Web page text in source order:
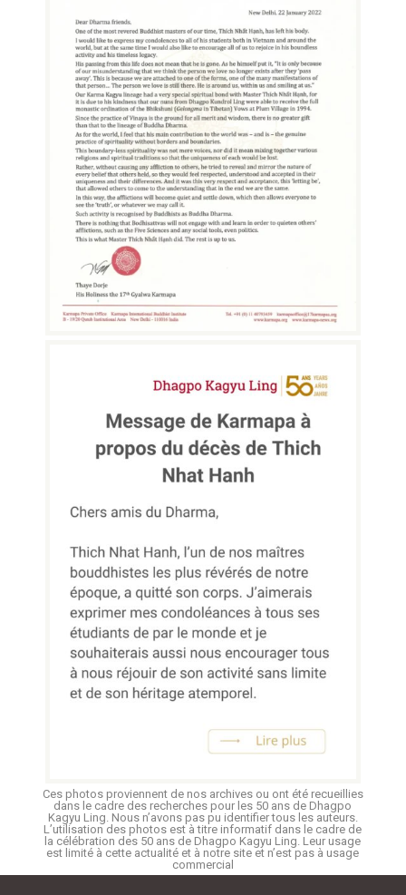
Ces photos proviennent de nos archives ou ont été recueillies
dans le cadre des recherches pour les 50 ans de Dhagpo
Kagyu Ling. Nous n’avons pas pu identifier tous les auteurs.
L’utilisation des photos est à titre informatif dans le cadre de
la célébration des 50 ans de Dhagpo Kagyu Ling. Leur usage
est limité à cette actualité et à notre site et n’est pas à usage
commercial